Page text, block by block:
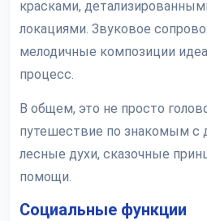
красками,
локациями. Звуковое
мелодичные композиции
процесс.
В общем, это не просто
путешествие по знакомым с
лесные духи, сказочные
помощи.
Социальные функции